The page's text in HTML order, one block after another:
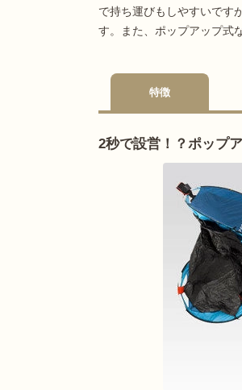
で持ち運びもしやすいです
す。また、ポップアップ式
特徴
2秒で設営！？ポップ